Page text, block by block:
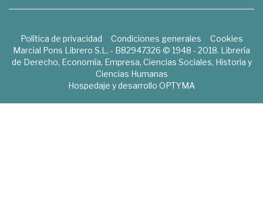
Política de privacidad Condiciones generales
Cookies
Marcial Pons Librero S.L. - B82947326 © 1948 - 2018. Librería
de Derecho, Economía, Empresa, Ciencias Sociales, Historia y
Ciencias Humanas
Hospedaje y desarrollo OPTYMA